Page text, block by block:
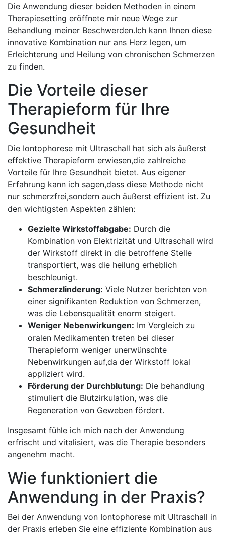
Die ⁣Anwendung⁤ dieser beiden⁤ Methoden in⁢ einem
Therapiesetting eröffnete ⁣mir neue Wege zur
Behandlung ‌meiner​ Beschwerden.Ich kann⁢ Ihnen diese⁣
innovative Kombination nur‌ ans ⁣Herz legen,⁢ um
Erleichterung und Heilung von chronischen Schmerzen
zu‍ finden.
Die Vorteile dieser
Therapieform ‌für Ihre
Gesundheit
Die Iontophorese mit ⁢Ultraschall⁣ hat sich als äußerst⁤
effektive Therapieform erwiesen,die‍ zahlreiche
Vorteile ‍für Ihre Gesundheit bietet. Aus eigener
Erfahrung kann ich sagen,dass diese Methode nicht
nur schmerzfrei,sondern⁣ auch äußerst effizient ist. Zu
den wichtigsten Aspekten zählen:
Gezielte Wirkstoffabgabe: Durch die
Kombination von⁤ Elektrizität und Ultraschall ⁤wird
der ‍Wirkstoff direkt in die betroffene Stelle
‍transportiert, was die⁤ heilung erheblich
beschleunigt.
Schmerzlinderung: ⁣Viele Nutzer berichten von
einer signifikanten Reduktion von⁢ Schmerzen,
was die Lebensqualität enorm steigert.
Weniger Nebenwirkungen: Im ‌Vergleich zu
oralen Medikamenten treten bei dieser
Therapieform ​weniger unerwünschte
⁢Nebenwirkungen ‍auf,da der Wirkstoff lokal⁤
appliziert wird.
Förderung der Durchblutung: Die behandlung
stimuliert die Blutzirkulation, was die
Regeneration von Geweben ‍fördert.
Insgesamt‌ fühle ‍ich mich nach ⁣der Anwendung
erfrischt⁣ und vitalisiert, was die Therapie besonders
‍angenehm macht.
Wie⁤ funktioniert die
Anwendung ⁤in der Praxis?
Bei⁢ der Anwendung von Iontophorese⁣ mit Ultraschall ⁢in
der Praxis erleben ⁤Sie eine effiziente Kombination‌ aus